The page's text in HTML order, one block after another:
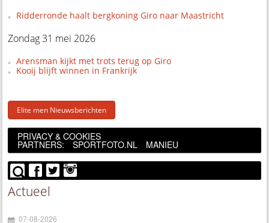
Ridderronde haalt bergkoning Giro naar Maastricht
Zondag 31 mei 2026
Arensman kijkt met trots terug op Giro
Kooij blijft winnen in Frankrijk
Elite men Nieuwsberichten
PRIVACY & COOKIES
PARTNERS: SPORTFOTO.NL MANIEU
Actueel
07-08-2026